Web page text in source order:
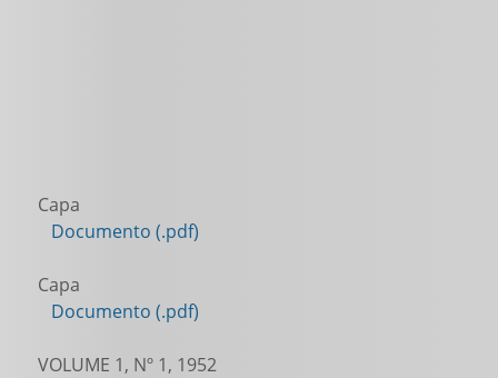
Capa
Documento (.pdf)
Capa
Documento (.pdf)
VOLUME 1, Nº 1, 1952